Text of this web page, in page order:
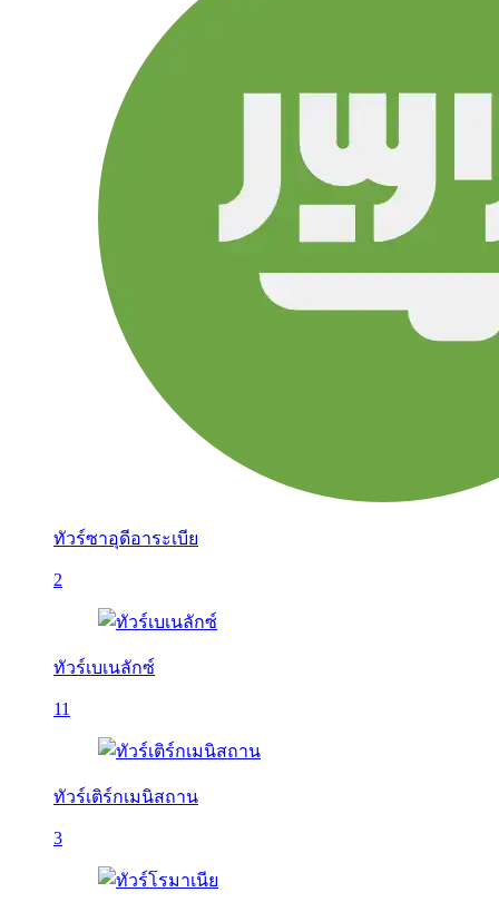
ทัวร์ซาอุดีอาระเบีย
2
ทัวร์เบเนลักซ์
11
ทัวร์เติร์กเมนิสถาน
3